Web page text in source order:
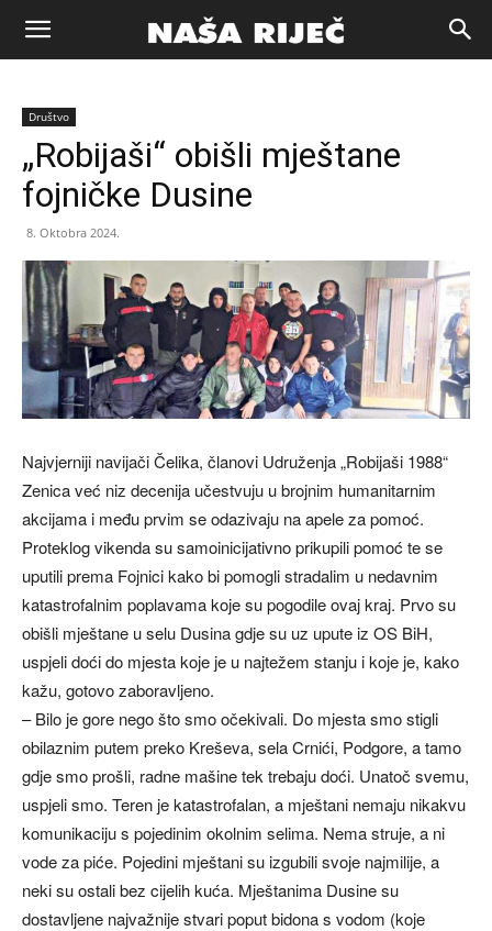
Naša
riječ
Društvo
„Robijaši“ obišli mještane
fojničke Dusine
8. Oktobra 2024.
Najvjerniji navijači Čelika, članovi Udruženja „Robijaši 1988“
Zenica već niz decenija učestvuju u brojnim humanitarnim
akcijama i među prvim se odazivaju na apele za pomoć.
Proteklog vikenda su samoinicijativno prikupili pomoć te se
uputili prema Fojnici kako bi pomogli stradalim u nedavnim
katastrofalnim poplavama koje su pogodile ovaj kraj. Prvo su
obišli mještane u selu Dusina gdje su uz upute iz OS BiH,
uspjeli doći do mjesta koje je u najtežem stanju i koje je, kako
kažu, gotovo zaboravljeno.
– Bilo je gore nego što smo očekivali. Do mjesta smo stigli
obilaznim putem preko Kreševa, sela Crnići, Podgore, a tamo
gdje smo prošli, radne mašine tek trebaju doći. Unatoč svemu,
uspjeli smo. Teren je katastrofalan, a mještani nemaju nikakvu
komunikaciju s pojedinim okolnim selima. Nema struje, a ni
vode za piće. Pojedini mještani su izgubili svoje najmilije, a
neki su ostali bez cijelih kuća. Mještanima Dusine su
dostavljene najvažnije stvari poput bidona s vodom (koje